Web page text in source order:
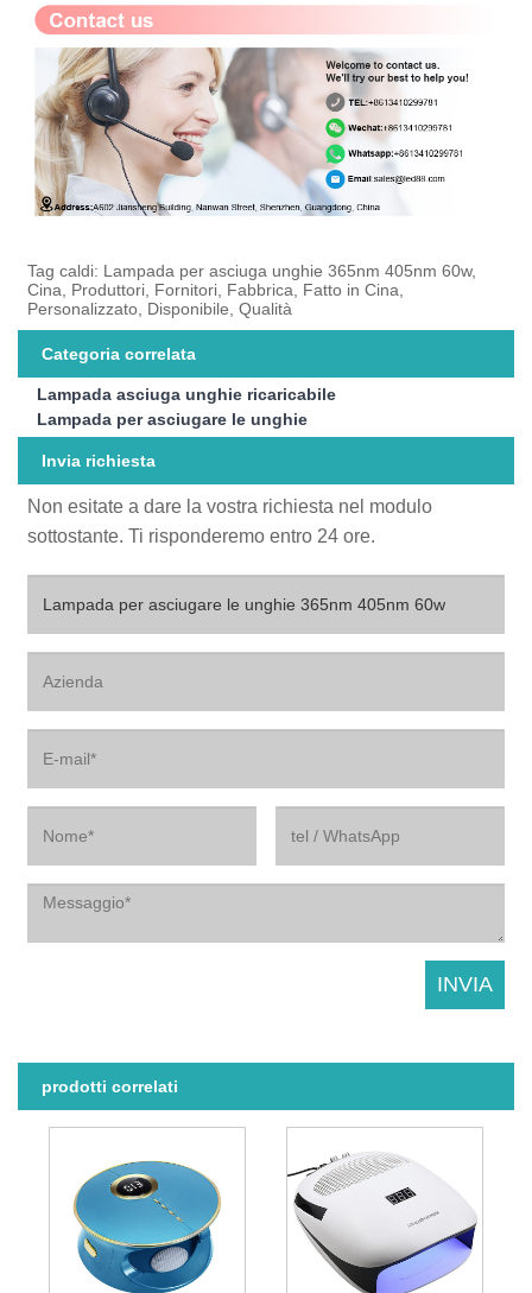
Tag caldi: Lampada per asciuga unghie 365nm 405nm 60w,
Cina, Produttori, Fornitori, Fabbrica, Fatto in Cina,
Personalizzato, Disponibile, Qualità
Categoria correlata
Lampada asciuga unghie ricaricabile
Lampada per asciugare le unghie
Invia richiesta
Non esitate a dare la vostra richiesta nel modulo
sottostante. Ti risponderemo entro 24 ore.
prodotti correlati